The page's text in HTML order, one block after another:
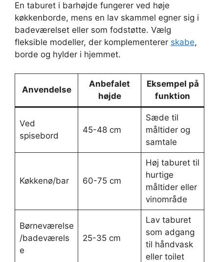
En taburet i barhøjde fungerer ved høje
køkkenborde, mens en lav skammel egner sig i
badeværelset eller som fodstøtte. Vælg
fleksible modeller, der komplementerer skabe,
borde og hylder i hjemmet.
Anvendelse
Anbefalet
højde
Eksempel på
funktion
Ved
spisebord
45-48 cm
Sæde til
måltider og
samtale
Køkkenø/bar 60-75 cm
Høj taburet til
hurtige
måltider eller
vinområde
Børneværelse
/badeværels
e
25-35 cm
Lav taburet
som adgang
til håndvask
eller toilet